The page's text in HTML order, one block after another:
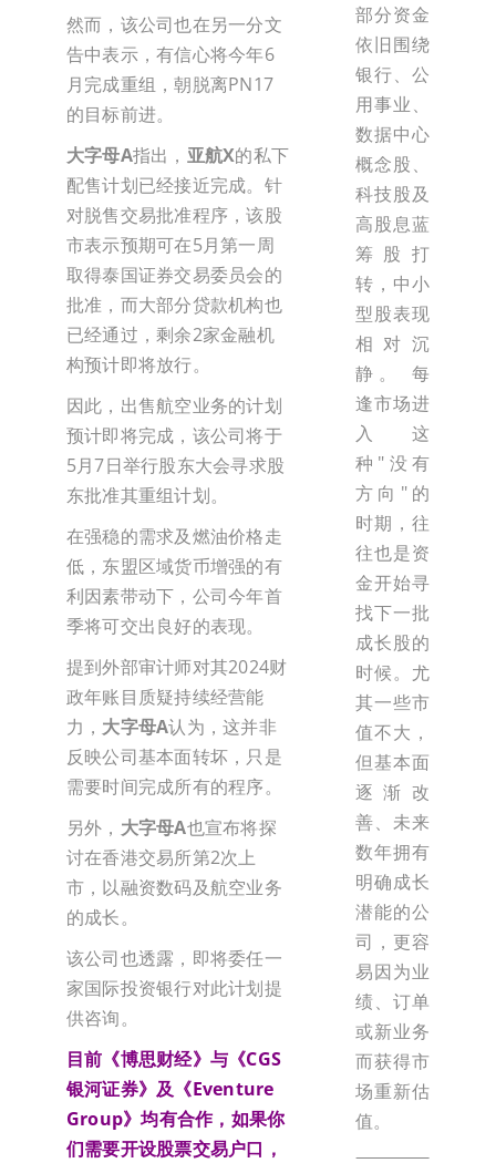
然而，该公司也在另一分文
告中表示，有信心将今年6
月完成重组，朝脱离PN17
的目标前进。
大字母A指出， 亚航X的私下
配售计划已经接近完成。针
对脱售交易批准程序，该股
市表示预期可在5月第一周
取得泰国证券交易委员会的
批准，而大部分贷款机构也
已经通过，剩余2家金融机
构预计即将放行。
因此，出售航空业务的计划
预计即将完成，该公司将于
5月7日举行股东大会寻求股
东批准其重组计划。
在强稳的需求及燃油价格走
低，东盟区域货币增强的有
利因素带动下，公司今年首
季将可交出良好的表现。
提到外部审计师对其2024财
政年账目质疑持续经营能
力， 大字母A认为，这并非
反映公司基本面转坏，只是
需要时间完成所有的程序。
另外， 大字母A也宣布将探
讨在香港交易所第2次上
市，以融资数码及航空业务
的成长。
该公司也透露，即将委任一
家国际投资银行对此计划提
供咨询。
目前《博思财经》与《CGS
银河证券》及《Eventure
Group》均有合作，如果你
们需要开设股票交易户口，
部分资金
依旧围绕
银行、公
用事业、
数据中心
概念股、
科技股及
高股息蓝
筹股打
转，中小
型股表现
相对沉
静。 每
逢市场进
入这
种"没有
方向"的
时期，往
往也是资
金开始寻
找下一批
成长股的
时候。尤
其一些市
值不大，
但基本面
逐渐改
善、未来
数年拥有
明确成长
潜能的公
司，更容
易因为业
绩、订单
或新业务
而获得市
场重新估
值。